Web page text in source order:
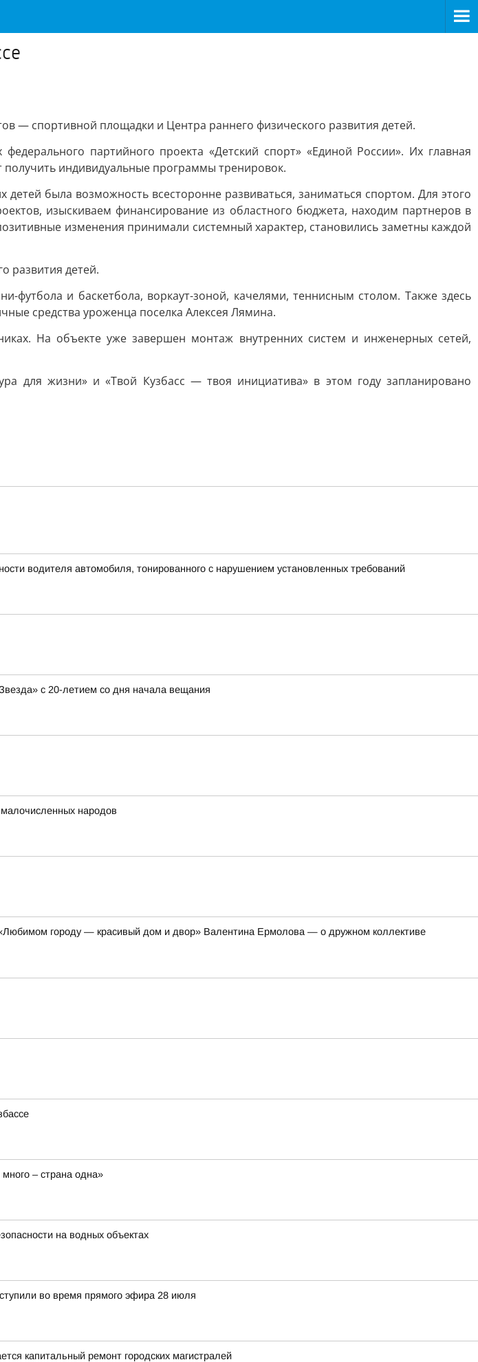
— спортивной площадки и Центра раннего физического развития детей.
партийного проекта «Детский спорт» «Единой России». Их главная
индивидуальные программы тренировок.
была возможность всесторонне развиваться, заниматься спортом. Для этого
изыскиваем финансирование из областного бюджета, находим партнеров в
изменения принимали системный характер, становились заметны каждой
развития детей.
и баскетбола, воркаут-зоной, качелями, теннисным столом. Также здесь
средства уроженца поселка Алексея Лямина.
На объекте уже завершен монтаж внутренних систем и инженерных сетей,
для жизни» и «Твой Кузбасс — твоя инициатива» в этом году запланировано
водителя автомобиля, тонированного с нарушением установленных требований
с 20-летием со дня начала вещания
народов
городу — красивый дом и двор» Валентина Ермолова — о дружном коллективе
– страна одна»
на водных объектах
во время прямого эфира 28 июля
капитальный ремонт городских магистралей